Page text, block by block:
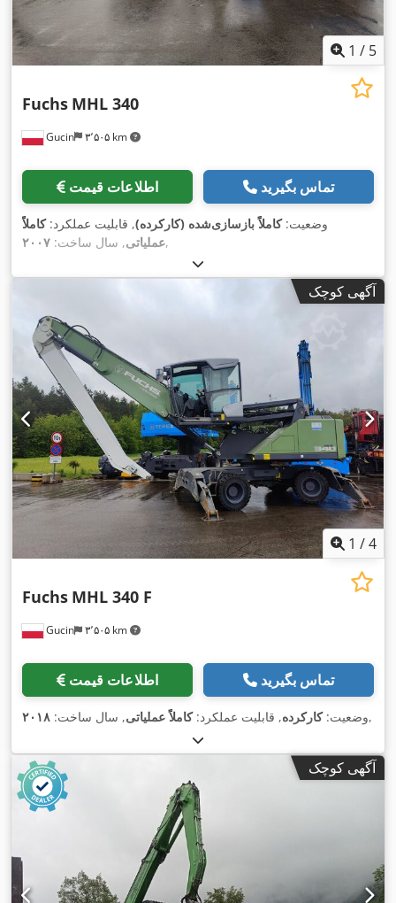
1 / 5
Gucin ۳٬۵۰۵ km
Fuchs MHL 340
اطلاعات قیمت تماس بگیرید
وضعیت:کاملاً بازسازی‌شده (کارکرده), قابلیت عملکرد:کاملاً
عملیاتی, سال ساخت: ۲۰۰۷ ,
آگهی کوچک
1 /4
Gucin ۳٬۵۰۵ km
Fuchs MHL 340 F
اطلاعات قیمت تماس بگیرید
وضعیت:کارکرده, قابلیت عملکرد:کاملاً عملیاتی, سال ساخت: ۲۰۱۸ ,
آگهی کوچک